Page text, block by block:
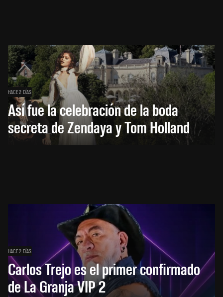
HACE 2 DÍAS
Así fue la celebración de la boda
secreta de Zendaya y Tom Holland
HACE 2 DÍAS
Carlos Trejo es el primer confirmado
de La Granja VIP 2